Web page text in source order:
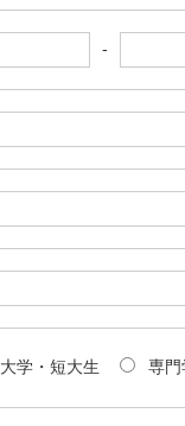
-
大学・短大生 専門